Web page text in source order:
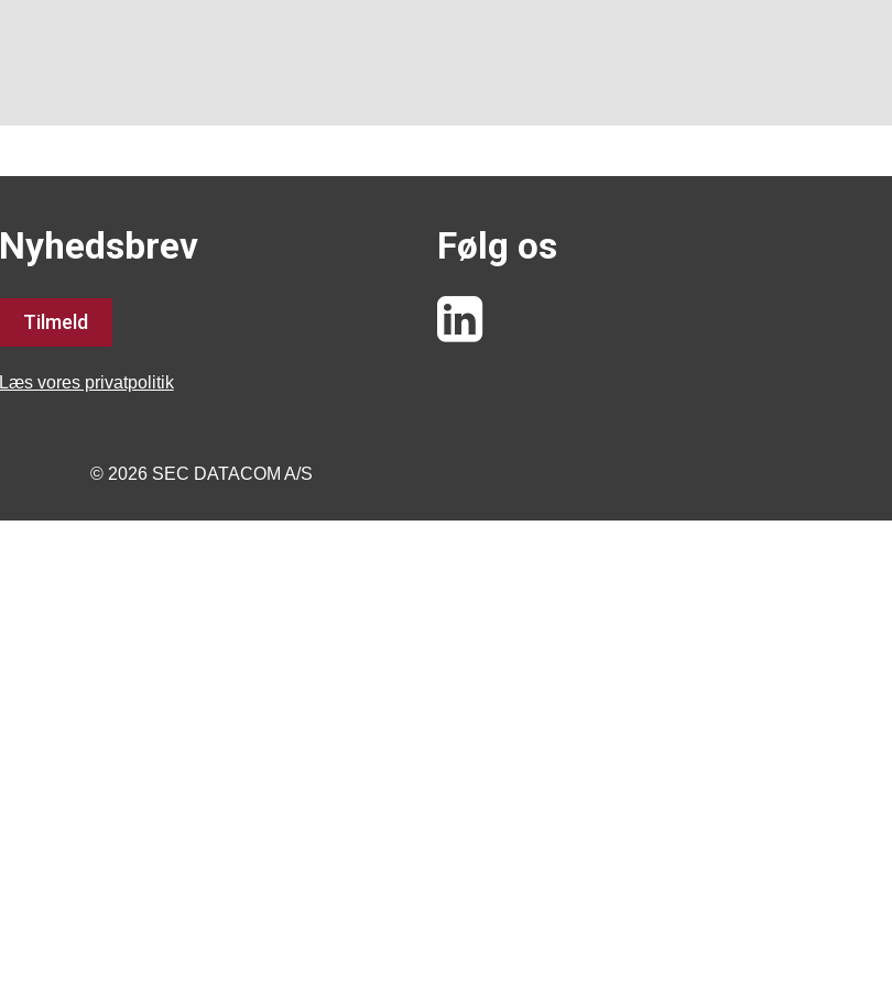
Nyhedsbrev
Tilmeld
Læs vores privatpolitik
Følg os
© 2026 SEC DATACOM A/S